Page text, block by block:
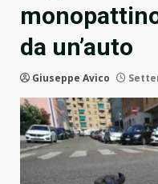
da un’auto
Giuseppe Avico